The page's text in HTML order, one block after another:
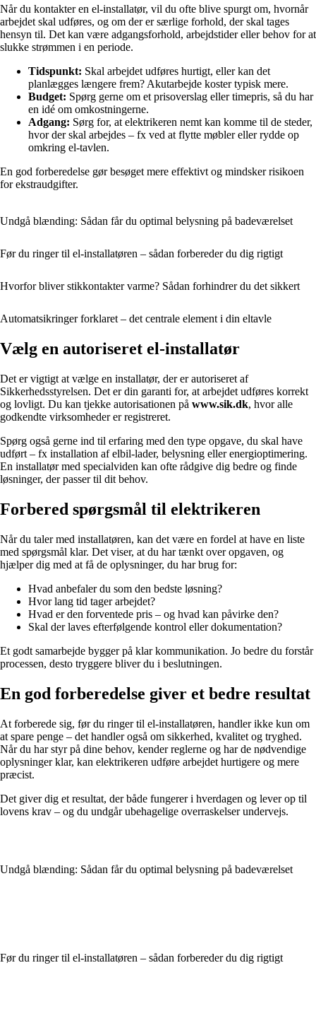
Når du kontakter en el-installatør, vil du ofte blive spurgt om, hvornår
arbejdet skal udføres, og om der er særlige forhold, der skal tages
hensyn til. Det kan være adgangsforhold, arbejdstider eller behov for at
slukke strømmen i en periode.
Tidspunkt: Skal arbejdet udføres hurtigt, eller kan det
planlægges længere frem? Akutarbejde koster typisk mere.
Budget: Spørg gerne om et prisoverslag eller timepris, så du har
en idé om omkostningerne.
Adgang: Sørg for, at elektrikeren nemt kan komme til de steder,
hvor der skal arbejdes – fx ved at flytte møbler eller rydde op
omkring el-tavlen.
En god forberedelse gør besøget mere effektivt og mindsker risikoen
for ekstraudgifter.
Undgå blænding: Sådan får du optimal belysning på badeværelset
Før du ringer til el-installatøren – sådan forbereder du dig rigtigt
Hvorfor bliver stikkontakter varme? Sådan forhindrer du det sikkert
Automatsikringer forklaret – det centrale element i din eltavle
Vælg en autoriseret el-installatør
Det er vigtigt at vælge en installatør, der er autoriseret af
Sikkerhedsstyrelsen. Det er din garanti for, at arbejdet udføres korrekt
og lovligt. Du kan tjekke autorisationen på www.sik.dk, hvor alle
godkendte virksomheder er registreret.
Spørg også gerne ind til erfaring med den type opgave, du skal have
udført – fx installation af elbil-lader, belysning eller energioptimering.
En installatør med specialviden kan ofte rådgive dig bedre og finde
løsninger, der passer til dit behov.
Forbered spørgsmål til elektrikeren
Når du taler med installatøren, kan det være en fordel at have en liste
med spørgsmål klar. Det viser, at du har tænkt over opgaven, og
hjælper dig med at få de oplysninger, du har brug for:
Hvad anbefaler du som den bedste løsning?
Hvor lang tid tager arbejdet?
Hvad er den forventede pris – og hvad kan påvirke den?
Skal der laves efterfølgende kontrol eller dokumentation?
Et godt samarbejde bygger på klar kommunikation. Jo bedre du forstår
processen, desto tryggere bliver du i beslutningen.
En god forberedelse giver et bedre resultat
At forberede sig, før du ringer til el-installatøren, handler ikke kun om
at spare penge – det handler også om sikkerhed, kvalitet og tryghed.
Når du har styr på dine behov, kender reglerne og har de nødvendige
oplysninger klar, kan elektrikeren udføre arbejdet hurtigere og mere
præcist.
Det giver dig et resultat, der både fungerer i hverdagen og lever op til
lovens krav – og du undgår ubehagelige overraskelser undervejs.
Undgå blænding: Sådan får du optimal belysning på badeværelset
Før du ringer til el-installatøren – sådan forbereder du dig rigtigt